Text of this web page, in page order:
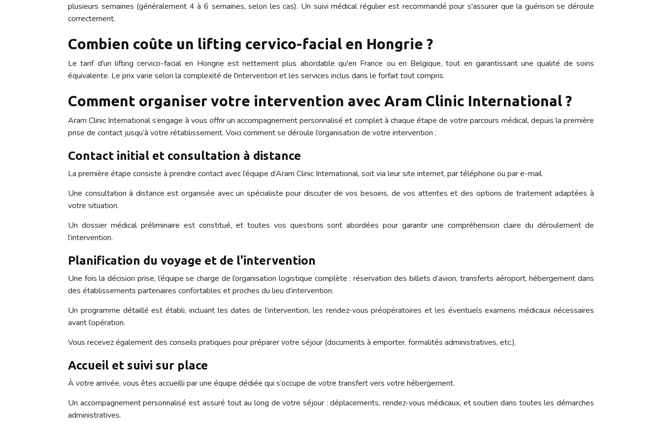
plusieurs semaines (généralement 4 à 6 semaines, selon les cas). Un suivi médical régulier est recommandé pour s'assurer que la guérison se déroule
correctement.
Combien coûte un lifting cervico-facial en Hongrie ?
Le tarif d'un lifting cervico-facial en Hongrie est nettement plus abordable qu'en France ou en Belgique, tout en garantissant une qualité de soins
équivalente. Le prix varie selon la complexité de l'intervention et les services inclus dans le forfait tout compris.
Comment organiser votre intervention avec Aram Clinic International ?
Aram Clinic International s’engage à vous offrir un accompagnement personnalisé et complet à chaque étape de votre parcours médical, depuis la première
prise de contact jusqu’à votre rétablissement. Voici comment se déroule l’organisation de votre intervention :
Contact initial et consultation à distance
La première étape consiste à prendre contact avec l’équipe d’Aram Clinic International, soit via leur site internet, par téléphone ou par e-mail.
Une consultation à distance est organisée avec un spécialiste pour discuter de vos besoins, de vos attentes et des options de traitement adaptées à
votre situation.
Un dossier médical préliminaire est constitué, et toutes vos questions sont abordées pour garantir une compréhension claire du déroulement de
l’intervention.
Planification du voyage et de l'intervention
Une fois la décision prise, l’équipe se charge de l’organisation logistique complète : réservation des billets d’avion, transferts aéroport, hébergement dans
des établissements partenaires confortables et proches du lieu d’intervention.
Un programme détaillé est établi, incluant les dates de l’intervention, les rendez-vous préopératoires et les éventuels examens médicaux nécessaires
avant l’opération.
Vous recevez également des conseils pratiques pour préparer votre séjour (documents à emporter, formalités administratives, etc.).
Accueil et suivi sur place
À votre arrivée, vous êtes accueilli par une équipe dédiée qui s’occupe de votre transfert vers votre hébergement.
Un accompagnement personnalisé est assuré tout au long de votre séjour : déplacements, rendez-vous médicaux, et soutien dans toutes les démarches
administratives.